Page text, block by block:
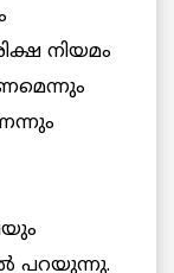
നിയമം
പറയുന്നു.